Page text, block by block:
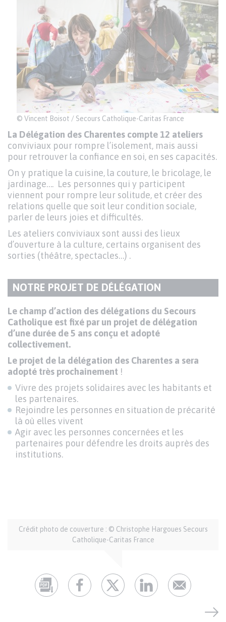
© Vincent Boisot / Secours Catholique-Caritas France
La Délégation des Charentes compte 12 ateliers
conviviaux pour rompre l’isolement, mais aussi
pour retrouver la confiance en soi, en ses capacités.
On y pratique la cuisine, la couture, le bricolage, le
jardinage…. Les personnes qui y participent
viennent pour rompre leur solitude, et créer des
relations quelle que soit leur condition sociale,
parler de leurs joies et difficultés.
Les ateliers conviviaux sont aussi des lieux
d’ouverture à la culture, certains organisent des
sorties (théâtre, spectacles…) .
TITRE
DU
PARAGRAPHE
NOTRE PROJET DE DÉLÉGATION
Texte
Le champ d’action des délégations du Secours
Catholique est fixé par un projet de délégation
d’une durée de 5 ans conçu et adopté
collectivement.
Le projet de la délégation des Charentes a sera
adopté très prochainement !
Vivre des projets solidaires avec les habitants et
les partenaires.
Rejoindre les personnes en situation de précarité
là où elles vivent
Agir avec les personnes concernées et les
partenaires pour défendre les droits auprès des
institutions.
Crédit photo de couverture : © Christophe Hargoues Secours
Catholique-Caritas France